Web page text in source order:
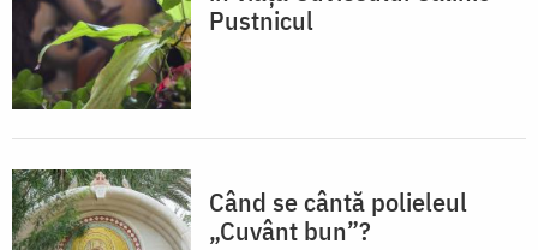
Pustnicul
Când se cântă polieleul
„Cuvânt bun”?